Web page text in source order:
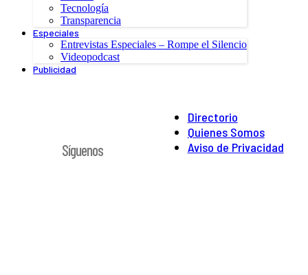
Tecnología
Transparencia
Especiales
Entrevistas Especiales – Rompe el Silencio
Videopodcast
Publicidad
Directorio
Quienes Somos
Aviso de Privacidad
Síguenos